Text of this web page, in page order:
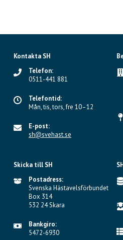
Kontakta SH
Telefon:
0511-441 881
Telefontid:
Mån, tis, tors, fre 10–12
E-post:
sh@svehast.se
Skicka till SH
Postadress:
Svenska Hästavelsförbundet
Box 314
532 24 Skara
Bankgiro:
5472-6930